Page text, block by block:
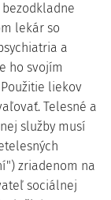
lekár so
a
ho svojím
liekov
Telesné a
služby musí
zriadenom na
sociálnej